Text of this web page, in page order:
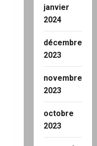
janvier
2024
décembre
2023
novembre
2023
octobre
2023